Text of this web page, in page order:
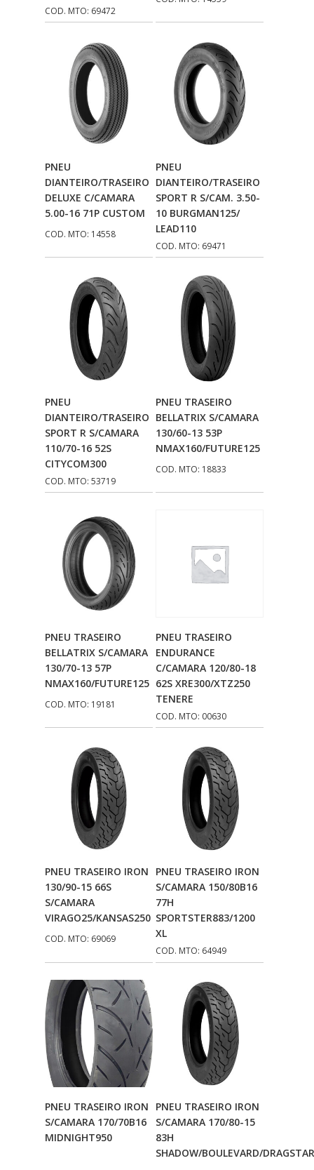
COD. MTO: 69472
Carrinho
PNEU
DIANTEIRO/TRASEIRO
DELUXE C/CAMARA
5.00-16 71P CUSTOM
COD. MTO: 14558
Carrinho
PNEU
DIANTEIRO/TRASEIRO
SPORT R S/CAM. 3.50-
10 BURGMAN125/
LEAD110
COD. MTO: 69471
Carrinho
PNEU
DIANTEIRO/TRASEIRO
SPORT R S/CAMARA
110/70-16 52S
CITYCOM300
COD. MTO: 53719
Adicionar Ao
Carrinho
PNEU TRASEIRO
BELLATRIX S/CAMARA
130/60-13 53P
NMAX160/FUTURE125
COD. MTO: 18833
Adicionar Ao
Carrinho
PNEU TRASEIRO
BELLATRIX S/CAMARA
130/70-13 57P
NMAX160/FUTURE125
COD. MTO: 19181
Adicionar Ao
Carrinho
PNEU TRASEIRO
ENDURANCE
C/CAMARA 120/80-18
62S XRE300/XTZ250
TENERE
COD. MTO: 00630
Adicionar Ao
Carrinho
PNEU TRASEIRO IRON
130/90-15 66S
S/CAMARA
VIRAGO25/KANSAS250
COD. MTO: 69069
Adicionar Ao
Carrinho
PNEU TRASEIRO IRON
S/CAMARA 150/80B16
77H
SPORTSTER883/1200
XL
COD. MTO: 64949
Adicionar Ao
Carrinho
PNEU TRASEIRO IRON
S/CAMARA 170/70B16
MIDNIGHT950
Adicionar Ao
Carrinho
PNEU TRASEIRO IRON
S/CAMARA 170/80-15
83H
SHADOW/BOULEVARD/